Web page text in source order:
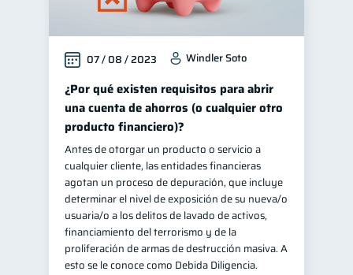
07 / 08 / 2023 Windler Soto
¿Por qué existen requisitos para abrir
una cuenta de ahorros (o cualquier otro
producto financiero)?
Antes de otorgar un producto o servicio a
cualquier cliente, las entidades financieras
agotan un proceso de depuración, que incluye
determinar el nivel de exposición de su nueva/o
usuaria/o a los delitos de lavado de activos,
financiamiento del terrorismo y de la
proliferación de armas de destrucción masiva. A
esto se le conoce como Debida Diligencia.